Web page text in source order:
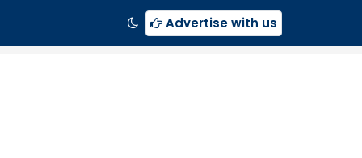
Advertise with us